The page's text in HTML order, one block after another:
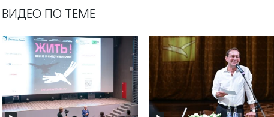
ВИДЕО ПО ТЕМЕ